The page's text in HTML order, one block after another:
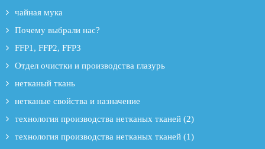
чайная мука
Почему выбрали нас?
FFP1, FFP2, FFP3
Отдел очистки и производства глазурь
нетканый ткань
нетканые свойства и назначение
технология производства нетканых тканей (2)
технология производства нетканых тканей (1)